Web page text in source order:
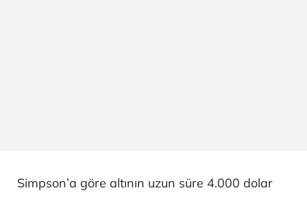
Simpson’a göre altının uzun süre 4.000 dolar